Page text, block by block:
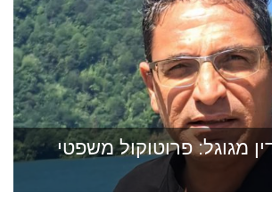
מגוגל: פרוטוקול משפטי